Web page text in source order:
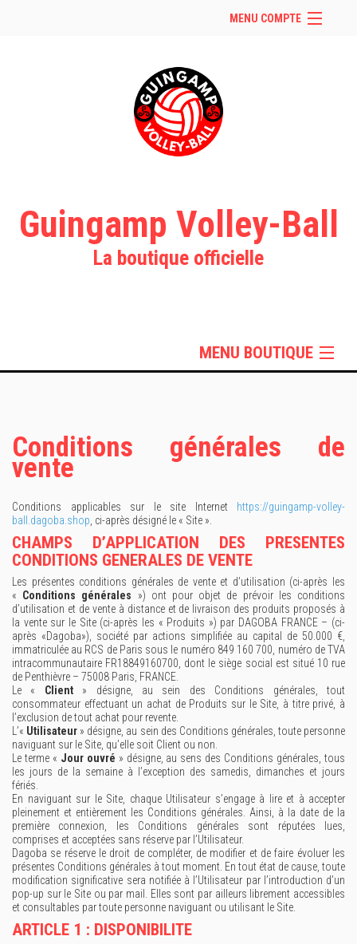
MENU COMPTE
Retour à notre site
Facebook
Instagram
Se connecter
Guingamp Volley-Ball
La boutique officielle
MENU BOUTIQUE
Sacs & Accessoires
Conditions générales de
vente
Conditions applicables sur le site Internet https://guingamp-volley-
ball.dagoba.shop , ci-après désigné le « Site ».
CHAMPS D’APPLICATION DES PRESENTES
CONDITIONS GENERALES DE VENTE
Les présentes conditions générales de vente et d’utilisation (ci-après les
« Conditions générales ») ont pour objet de prévoir les conditions
d’utilisation et de vente à distance et de livraison des produits proposés à
la vente sur le Site (ci-après les « Produits ») par DAGOBA FRANCE – (ci-
après «Dagoba»), société par actions simplifiée au capital de 50.000 €,
immatriculée au RCS de Paris sous le numéro 849 160 700, numéro de TVA
intracommunautaire FR18849160700, dont le siège social est situé 10 rue
de Penthièvre – 75008 Paris, FRANCE.
Le « Client» désigne, au sein des Conditions générales, tout
consommateur effectuant un achat de Produits sur le Site, à titre privé, à
l’exclusion de tout achat pour revente.
L’« Utilisateur » désigne, au sein des Conditions générales, toute personne
naviguant sur le Site, qu’elle soit Client ou non.
Le terme « Jour ouvré » désigne, au sens des Conditions générales, tous
les jours de la semaine à l’exception des samedis, dimanches et jours
fériés.
En naviguant sur le Site, chaque Utilisateur s’engage à lire et à accepter
pleinement et entièrement les Conditions générales. Ainsi, à la date de la
première connexion, les Conditions générales sont réputées lues,
comprises et acceptées sans réserve par l’Utilisateur.
Dagoba se réserve le droit de compléter, de modifier et de faire évoluer les
présentes Conditions générales à tout moment. En tout état de cause, toute
modification significative sera notifiée à l’Utilisateur par l’introduction d’un
pop-up sur le Site ou par mail. Elles sont par ailleurs librement accessibles
et consultables par toute personne naviguant ou utilisant le Site.
ARTICLE 1 : DISPONIBILITE